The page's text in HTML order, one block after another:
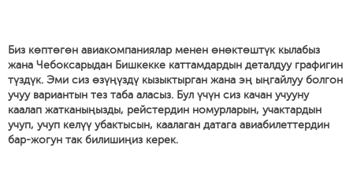
Биз көптөгөн авиакомпаниялар менен өнөктөштүк кылабыз
жана Чебоксарыдан Бишкекке каттамдардын деталдуу графигин
түздүк. Эми сиз өзүңүздү кызыктырган жана эң ыңгайлуу болгон
учуу вариантын тез таба аласыз. Бул үчүн сиз качан учууну
каалап жатканыңызды, рейстердин номурларын, учактардын
учуп, учуп келүү убактысын, каалаган датага авиабилеттердин
бар-жогун так билишиңиз керек.